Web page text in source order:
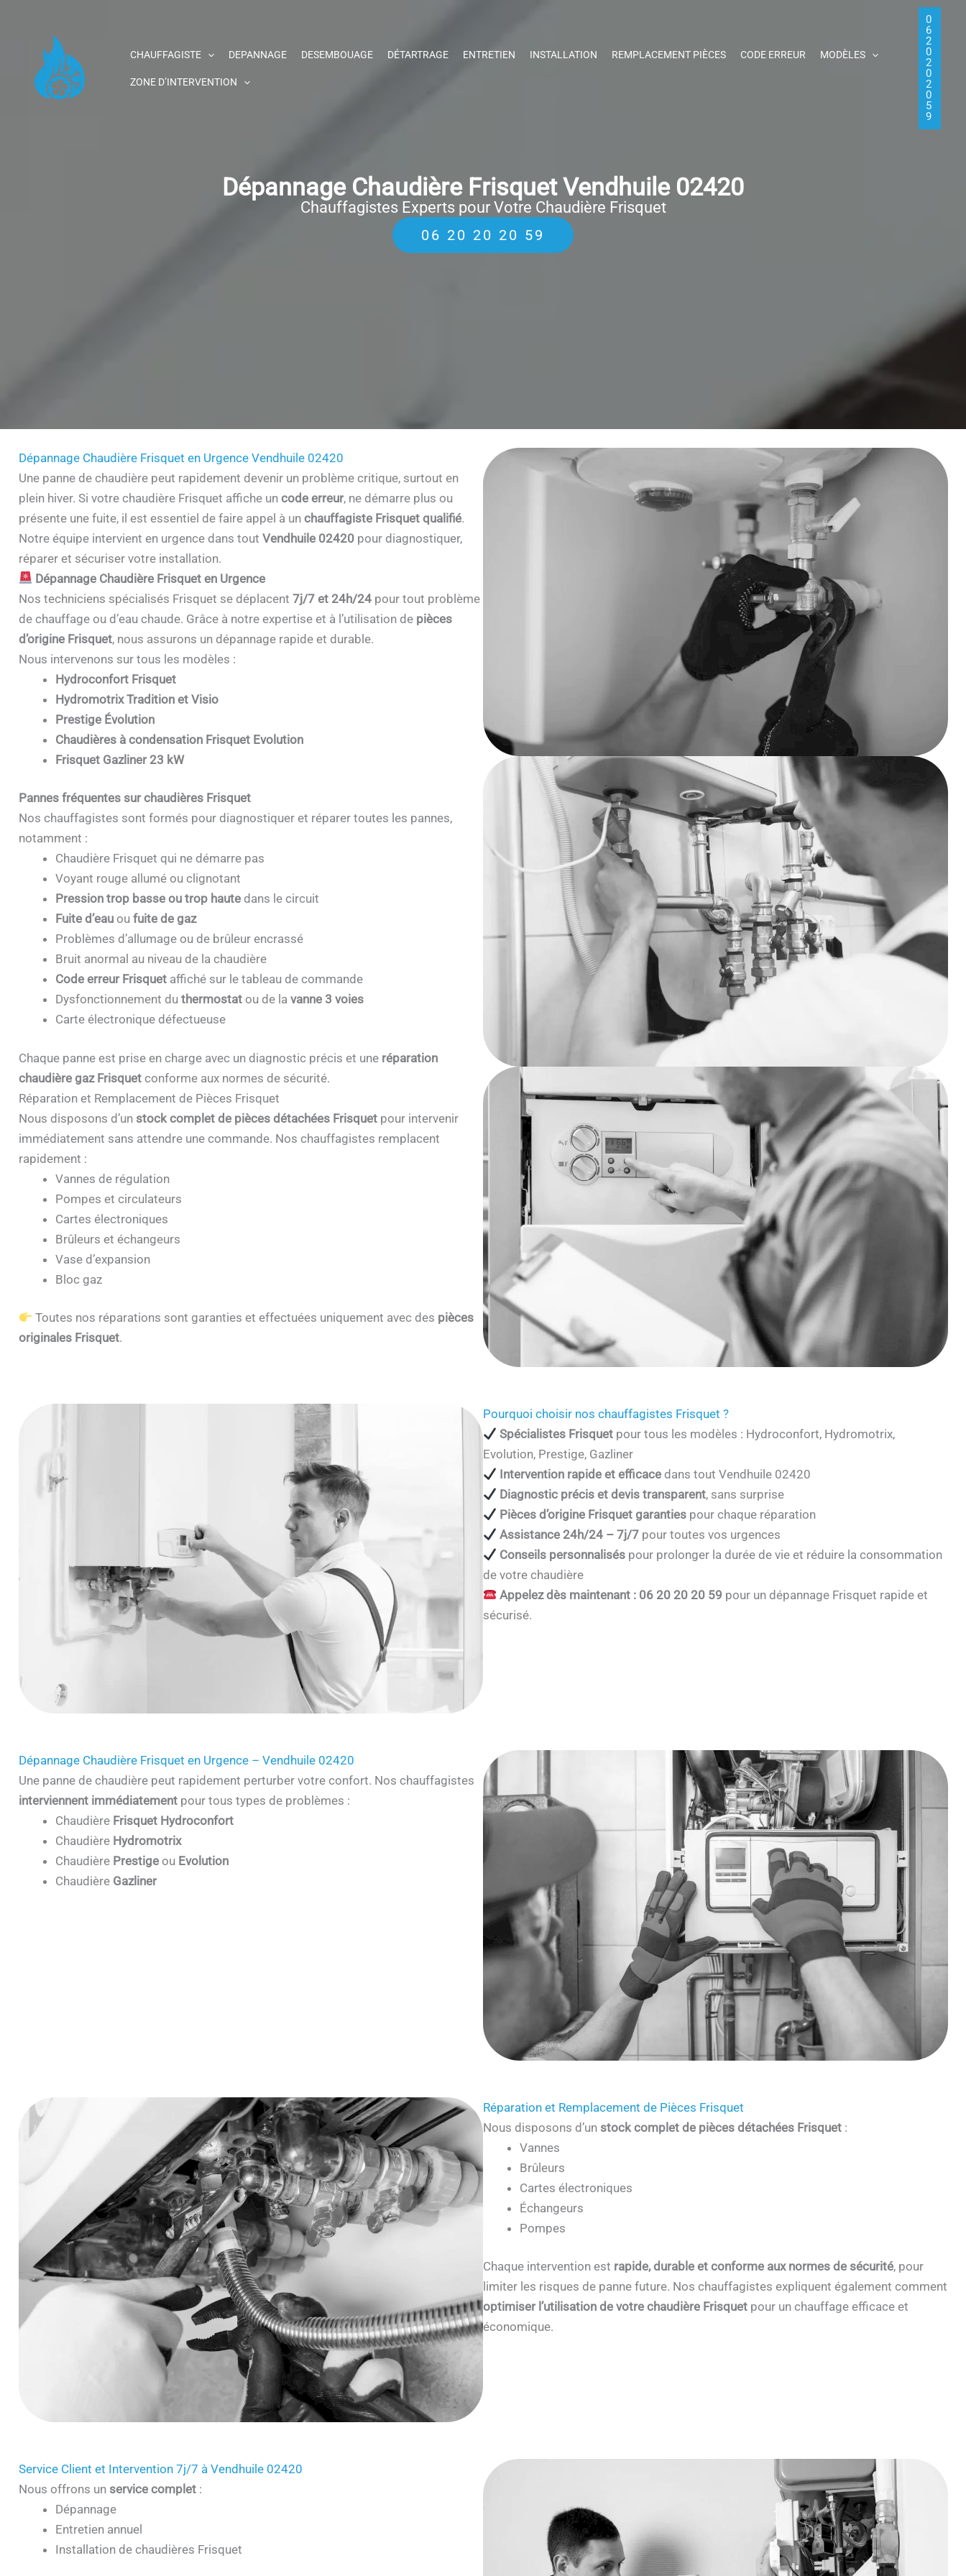
contenu
CHAUFFAGISTE DEPANNAGE DESEMBOUAGE DÉTARTRAGE ENTRETIEN INSTALLATION REMPLACEMENT PIÈCES CODE ERREUR MODÈLES
ZONE D’INTERVENTION
0
6
2
0
2
0
2
0
5
9
Dépannage Chaudière Frisquet Vendhuile 02420
Chauffagistes Experts pour Votre Chaudière Frisquet
06 20 20 20 59
Dépannage Chaudière Frisquet en Urgence Vendhuile 02420
Une panne de chaudière peut rapidement devenir un problème critique, surtout en
plein hiver. Si votre chaudière Frisquet affiche un code erreur, ne démarre plus ou
présente une fuite, il est essentiel de faire appel à un chauffagiste Frisquet qualifié.
Notre équipe intervient en urgence dans tout Vendhuile 02420 pour diagnostiquer,
réparer et sécuriser votre installation.
Dépannage Chaudière Frisquet en Urgence
Nos techniciens spécialisés Frisquet se déplacent 7j/7 et 24h/24pour tout problème
de chauffage ou d’eau chaude. Grâce à notre expertise et à l’utilisation de pièces
d’origine Frisquet, nous assurons un dépannage rapide et durable.
Nous intervenons sur tous les modèles :
Hydroconfort Frisquet
Hydromotrix Tradition et Visio
Prestige Évolution
Chaudières à condensation Frisquet Evolution
Frisquet Gazliner 23 kW
Pannes fréquentes sur chaudières Frisquet
Nos chauffagistes sont formés pour diagnostiquer et réparer toutes les pannes,
notamment :
Chaudière Frisquet qui ne démarre pas
Voyant rouge allumé ou clignotant
Pression trop basse ou trop hautedans le circuit
Fuite d’eauou fuite de gaz
Problèmes d’allumage ou de brûleur encrassé
Bruit anormal au niveau de la chaudière
Code erreur Frisquetaffiché sur le tableau de commande
Dysfonctionnement du thermostatou de la vanne 3 voies
Carte électronique défectueuse
Chaque panne est prise en charge avec un diagnostic précis et une réparation
chaudière gaz Frisquetconforme aux normes de sécurité.
Réparation et Remplacement de Pièces Frisquet
Nous disposons d’un stock complet de pièces détachées Frisquetpour intervenir
immédiatement sans attendre une commande. Nos chauffagistes remplacent
rapidement :
Vannes de régulation
Pompes et circulateurs
Cartes électroniques
Brûleurs et échangeurs
Vase d’expansion
Bloc gaz
Toutes nos réparations sont garanties et effectuées uniquement avec des pièces
originales Frisquet.
Pourquoi choisir nos chauffagistes Frisquet ?
Spécialistes Frisquet pour tous les modèles : Hydroconfort, Hydromotrix,
Evolution, Prestige, Gazliner
Intervention rapide et efficace dans tout Vendhuile 02420
Diagnostic précis et devis transparent, sans surprise
Pièces d’origine Frisquet garanties pour chaque réparation
Assistance 24h/24 – 7j/7 pour toutes vos urgences
Conseils personnalisés pour prolonger la durée de vie et réduire la consommation
de votre chaudière
Appelez dès maintenant : 06 20 20 20 59 pour un dépannage Frisquet rapide et
sécurisé.
Dépannage Chaudière Frisquet en Urgence – Vendhuile 02420
Une panne de chaudière peut rapidement perturber votre confort. Nos chauffagistes
interviennent immédiatementpour tous types de problèmes :
Chaudière Frisquet Hydroconfort
Chaudière Hydromotrix
Chaudière Prestigeou Evolution
Chaudière Gazliner
Réparation et Remplacement de Pièces Frisquet
Nous disposons d’un stock complet de pièces détachées Frisquet :
Vannes
Brûleurs
Cartes électroniques
Échangeurs
Pompes
Chaque intervention est rapide, durable et conforme aux normes de sécurité, pour
limiter les risques de panne future. Nos chauffagistes expliquent également comment
optimiser l’utilisation de votre chaudière Frisquet pour un chauffage efficace et
économique.
Service Client et Intervention 7j/7 à Vendhuile 02420
Nous offrons un service complet:
Dépannage
Entretien annuel
Installation de chaudières Frisquet